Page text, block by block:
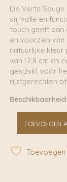
De Verte Sauge
stijlvolle en
touch geeft aan
en voorzien van
natuurlijke kleur
van 12,8 cm en
geschikt voor
rijstgerechten
Beschikbaarheid:
Sauge
Bowl
12.8cm
640ml
TOEVOEGEN